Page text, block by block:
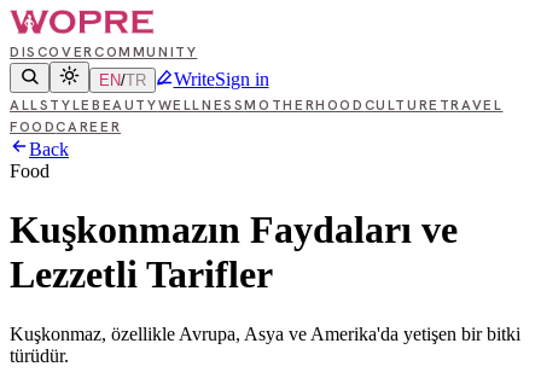
DISCOVERCOMMUNITY
EN/TR WriteSign in
ALLSTYLE BEAUTYWELLNESSMOTHERHOOD CULTURE TRAVEL
FOODCAREER
Back
Food
Kuşkonmazın Faydaları ve
Lezzetli Tarifler
Kuşkonmaz, özellikle Avrupa, Asya ve Amerika'da yetişen bir bitki
türüdür.